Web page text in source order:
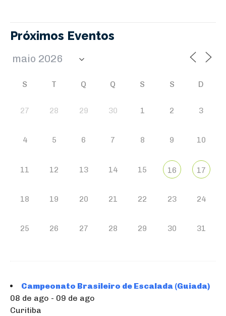
Próximos Eventos
S T Q Q S S D
27 28 29 30 1 2 3
4 5 6 7 8 9 10
11 12 13 14 15 16 17
18 19 20 21 22 23 24
25 26 27 28 29 30 31
Campeonato Brasileiro de Escalada (Guiada)
08 de ago - 09 de ago
Curitiba